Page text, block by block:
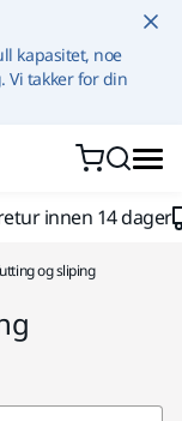
kapasitet, noe
Vi takker for din
innen 14 dager
og sliping